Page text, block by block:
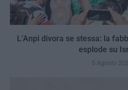
L’Anpi divora se stessa: la
esplode su
5 Agosto